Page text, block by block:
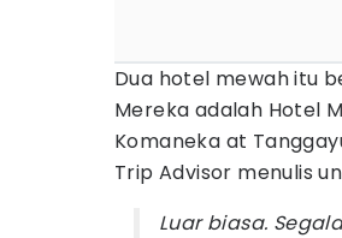
Dua hotel mewah itu
Mereka adalah Hotel
Komaneka at
Trip Advisor menulis
Luar biasa.